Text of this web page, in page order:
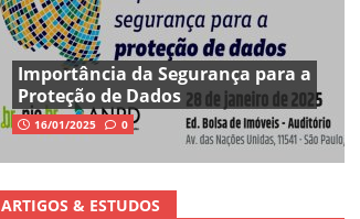
Importância da Segurança para a
Proteção de Dados
16/01/2025 0
ARTIGOS & ESTUDOS